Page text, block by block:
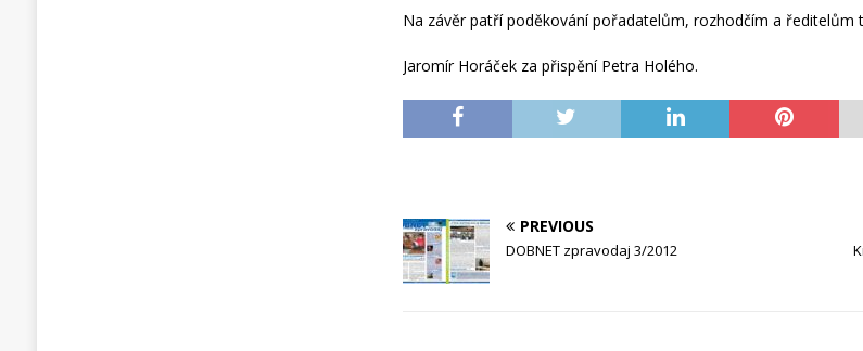
Na závěr patří poděkování pořadatelům, rozhodčím a ředitelům
Jaromír Horáček za přispění Petra Holého.
PREVIOUS
DOBNET zpravodaj 3/2012